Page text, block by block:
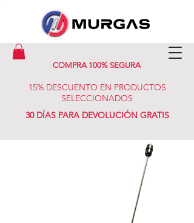
COMPRA 100% SEGURA
15% DESCUENTO EN PRODUCTOS
SELECCIONADOS
30 DÍAS PARA DEVOLUCIÓN GRATIS